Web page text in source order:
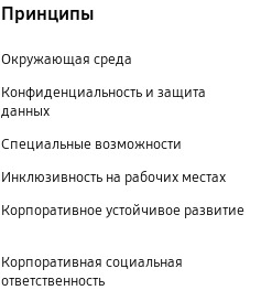
Принципы
Окружающая среда
Конфиденциальность и защита
данных
Специальные возможности
Инклюзивность на рабочих местах
Корпоративное устойчивое развитие
Корпоративная социальная
ответственность